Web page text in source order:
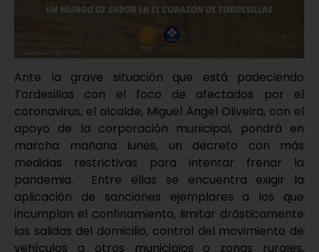
Ante la grave situación que está padeciendo
Tordesillas con el foco de afectados por el
coronavirus, el alcalde, Miguel Ángel Oliveira, con el
apoyo de la corporación municipal, pondrá en
marcha mañana lunes, un decreto con más
medidas restrictivas para intentar frenar la
pandemia. Entre ellas se encuentra exigir la
aplicación de sanciones ejemplares a los que
incumplan el confinamiento, limitar drásticamente
las salidas del domicilio, control del movimiento de
vehículos a otros municipios o zonas rurales,